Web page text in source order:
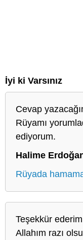
İyi ki Varsınız
Cevap
Rüyamı
ediyorum.
Halime
Rüyada
Teşekkür
Allahım razı